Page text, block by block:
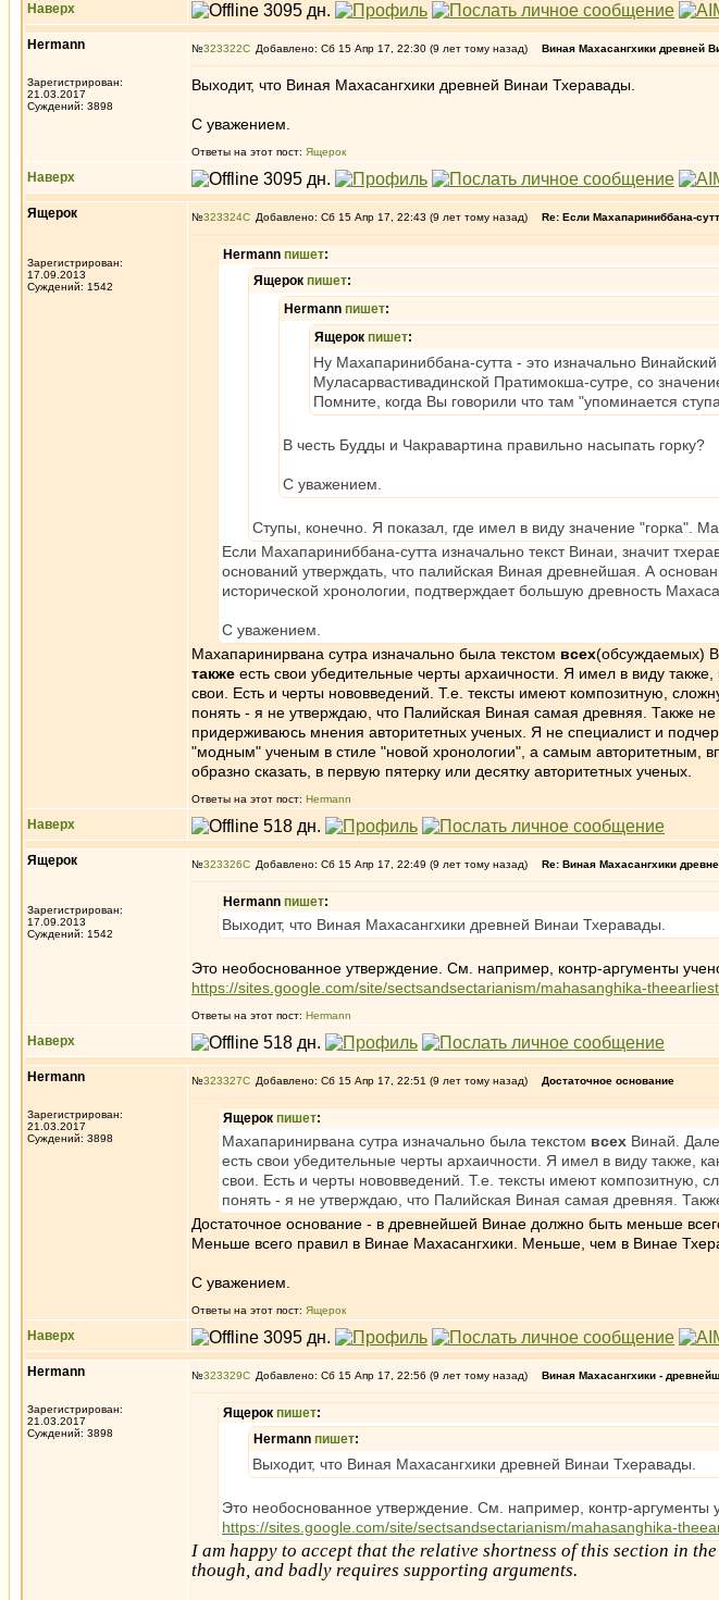
Наверх
Hermann
Зарегистрирован:
21.03.2017
Суждений: 3898
№323322 Добавлено: Сб 15 Апр 17, 22:30 (9 лет тому назад) Виная Махасангхики древней
Выходит, что Виная Махасангхики древней Винаи Тхеравады.
С уважением.
Ответы на этот пост: Ящерок
Наверх
Ящерок
Зарегистрирован:
17.09.2013
Суждений: 1542
№323324 Добавлено: Сб 15 Апр 17, 22:43 (9 лет тому назад) Re: Если Махапариниббана-
Hermann пишет:
Ящерок пишет:
Hermann пишет:
Ящерок пишет:
Ну Махапариниббана-сутта - это изначально Винайский
Муласарвастивадинской Пратимокша-сутре, со
Помните, когда Вы говорили что там "упоминается
В честь Будды и Чакравартина правильно насыпать горку?
С уважением.
Ступы, конечно. Я показал, где имел в виду значение "горка".
Если Махапариниббана-сутта изначально текст Винаи, значит
оснований утверждать, что палийская Виная древнейшая. А
исторической хронологии, подтверждает большую древность
С уважением.
Махапаринирвана сутра изначально была текстом всех(обсуждаемых)
также есть свои убедительные черты архаичности. Я имел в виду
свои. Есть и черты нововведений. Т.е. тексты имеют композитную,
понять - я не утверждаю, что Палийская Виная самая древняя. Также
придерживаюсь мнения авторитетных ученых. Я не специалист и
"модным" ученым в стиле "новой хронологии", а самым авторитетным,
образно сказать, в первую пятерку или десятку авторитетных ученых.
Ответы на этот пост: Hermann
Наверх
Ящерок
Зарегистрирован:
17.09.2013
Суждений: 1542
№323326 Добавлено: Сб 15 Апр 17, 22:49 (9 лет тому назад) Re: Виная Махасангхики
Hermann пишет:
Выходит, что Виная Махасангхики древней Винаи Тхеравады.
Это необоснованное утверждение. См. например, контр-аргументы
https://sites.google.com/site/sectsandsectarianism/mahasanghika-
Ответы на этот пост: Hermann
Наверх
Hermann
Зарегистрирован:
21.03.2017
Суждений: 3898
№323327 Добавлено: Сб 15 Апр 17, 22:51 (9 лет тому назад) Достаточное основание
Ящерок пишет:
Махапаринирвана сутра изначально была текстом всех Винай.
есть свои убедительные черты архаичности. Я имел в виду также,
свои. Есть и черты нововведений. Т.е. тексты имеют композитную,
понять - я не утверждаю, что Палийская Виная самая древняя.
Достаточное основание - в древнейшей Винае должно быть меньше
Меньше всего правил в Винае Махасангхики. Меньше, чем в Винае
С уважением.
Ответы на этот пост: Ящерок
Наверх
Hermann
Зарегистрирован:
21.03.2017
Суждений: 3898
№323329 Добавлено: Сб 15 Апр 17, 22:56 (9 лет тому назад) Виная Махасангхики -
Ящерок пишет:
Hermann пишет:
Выходит, что Виная Махасангхики древней Винаи Тхеравады.
Это необоснованное утверждение. См. например, контр-аргументы
https://sites.google.com/site/sectsandsectarianism/mahasanghika-
I am happy to accept that the relative shortness of this section in
though, and badly requires supporting arguments.